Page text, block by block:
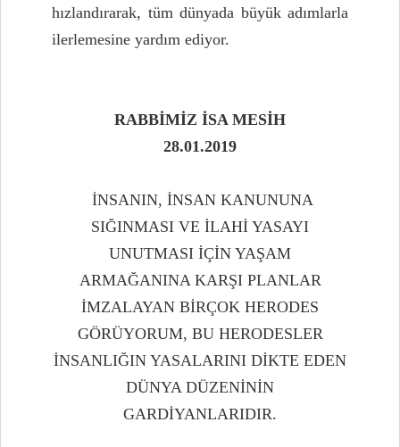
hızlandırarak, tüm dünyada büyük adımlarla
ilerlemesine yardım ediyor.
RABBİMİZ İSA MESİH
28.01.2019
İNSANIN, İNSAN KANUNUNA
SIĞINMASI VE İLAHİ YASAYI
UNUTMASI İÇİN YAŞAM
ARMAĞANINA KARŞI PLANLAR
İMZALAYAN BİRÇOK HERODES
GÖRÜYORUM, BU HERODESLER
İNSANLIĞIN YASALARINI DİKTE EDEN
DÜNYA DÜZENİNİN
GARDİYANLARIDIR.